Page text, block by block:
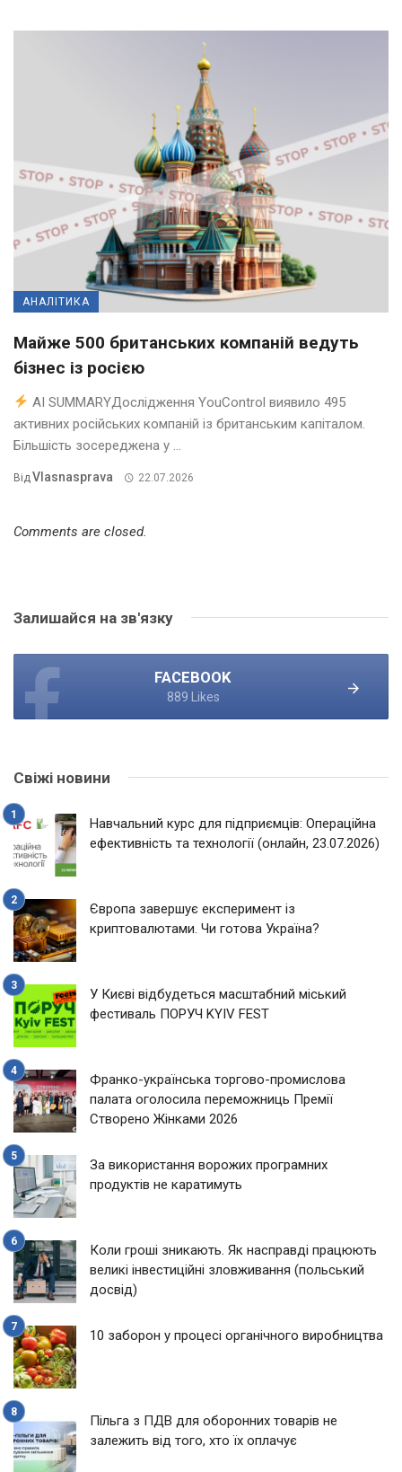
АНАЛІТИКА
Майже 500 британських компаній ведуть
бізнес із росією
AI SUMMARYДослідження YouControl виявило 495
активних російських компаній із британським капіталом.
Більшість зосереджена у ...
ВідVlasnasprava 22.07.2026
Comments are closed.
Залишайся на зв'язку
FACEBOOK
889 Likes
Свіжі новини
Навчальний курс для підприємців: Операційна
ефективність та технології (онлайн, 23.07.2026)
Європа завершує експеримент із
криптовалютами. Чи готова Україна?
У Києві відбудеться масштабний міський
фестиваль ПОРУЧ KYIV FEST
Франко-українська торгово-промислова
палата оголосила переможниць Премії
Створено Жінками 2026
За використання ворожих програмних
продуктів не каратимуть
Коли гроші зникають. Як насправді працюють
великі інвестиційні зловживання (польський
досвід)
10 заборон у процесі органічного виробництва
Пільга з ПДВ для оборонних товарів не
залежить від того, хто їх оплачує